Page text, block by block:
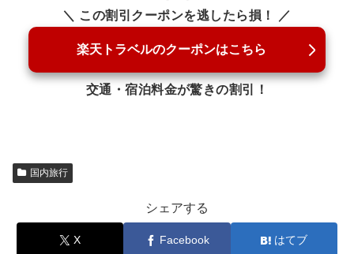
＼ この割引クーポンを逃したら損！ ／
楽天トラベルのクーポンはこちら
交通・宿泊料金が驚きの割引！
国内旅行
シェアする
X Facebook はてブ